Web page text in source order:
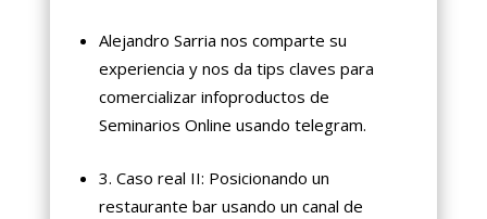
Alejandro Sarria nos comparte su
experiencia y nos da tips claves para
comercializar infoproductos de
Seminarios Online usando telegram.
3. Caso real II: Posicionando un
restaurante bar usando un canal de